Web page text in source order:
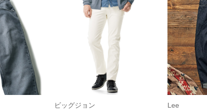
ビッグジョン Lee